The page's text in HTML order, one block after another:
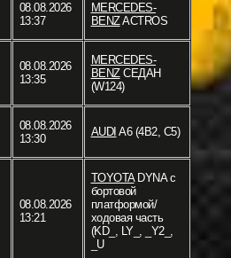
08.08.2026
13:37
MERCEDES-
BENZACTROS
08.08.2026
13:35
MERCEDES-
BENZСЕДАН
(W124)
08.08.2026
13:30
AUDI A6 (4B2, C5)
08.08.2026
13:21
TOYOTADYNA c
бортовой
платформой/
ходовая часть
(KD_, LY_, _Y2_,
_U